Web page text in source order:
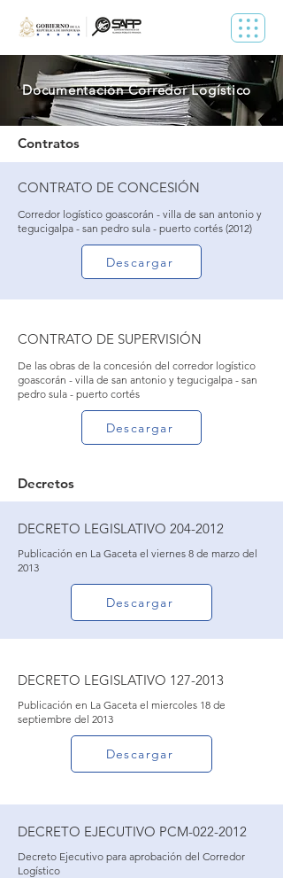
Documentación Corredor Logístico
Contratos
CONTRATO DE CONCESIÓN
Corredor logístico goascorán - villa de san antonio y
tegucigalpa - san pedro sula - puerto cortés (2012)
Descargar
CONTRATO DE SUPERVISIÓN
De las obras de la concesión del corredor logístico
goascorán - villa de san antonio y tegucigalpa - san
pedro sula - puerto cortés
Descargar
Decretos
DECRETO LEGISLATIVO 204-2012
Publicación en La Gaceta el viernes 8 de marzo del
2013
Descargar
DECRETO LEGISLATIVO 127-2013
Publicación en La Gaceta el miercoles 18 de
septiembre del 2013
Descargar
DECRETO EJECUTIVO PCM-022-2012
Decreto Ejecutivo para aprobación del Corredor
Logístico